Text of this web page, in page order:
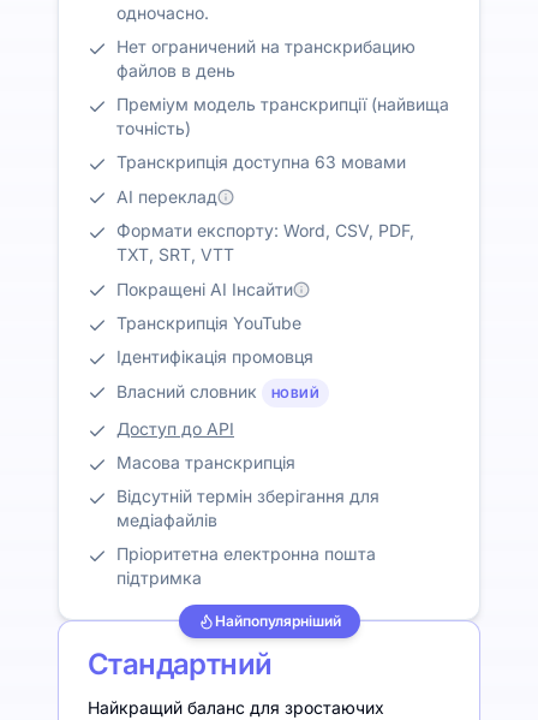
одночасно.
Нет ограничений на транскрибацию
файлов в день
Преміум модель транскрипції (найвища
точність)
Транскрипція доступна 63 мовами
AI переклад
Формати експорту: Word, CSV, PDF,
TXT, SRT, VTT
Покращені AI Інсайти
Транскрипція YouTube
Ідентифікація промовця
Власний словник
НОВИЙ
Доступ до API
Масова транскрипція
Відсутній термін зберігання для
медіафайлів
Пріоритетна електронна пошта
підтримка
Найпопулярніший
Стандартний
Найкращий баланс для зростаючих